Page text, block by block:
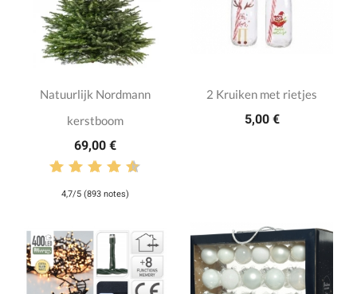
Natuurlijk Nordmann
kerstboom
69,00 €
4,7/5 (893 notes)
2 Kruiken met rietjes
5,00 €